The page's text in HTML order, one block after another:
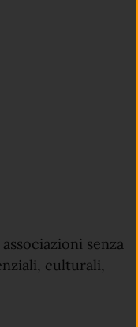
senza
culturali,